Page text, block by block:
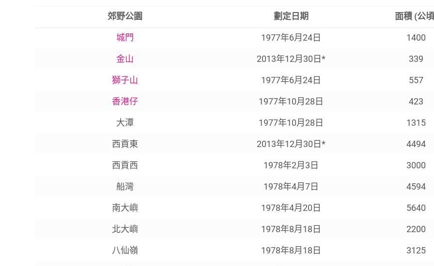
郊野公園 劃定日期 面積 (公
城門 1977年6月24日 1400
金山 2013年12月30日* 339
獅子山 1977年6月24日 557
香港仔 1977年10月28日 423
大潭 1977年10月28日 1315
西貢東 2013年12月30日* 4494
西貢西 1978年2月3日 3000
船灣 1978年4月7日 4594
南大嶼 1978年4月20日 5640
北大嶼 1978年8月18日 2200
八仙嶺 1978年8月18日 3125